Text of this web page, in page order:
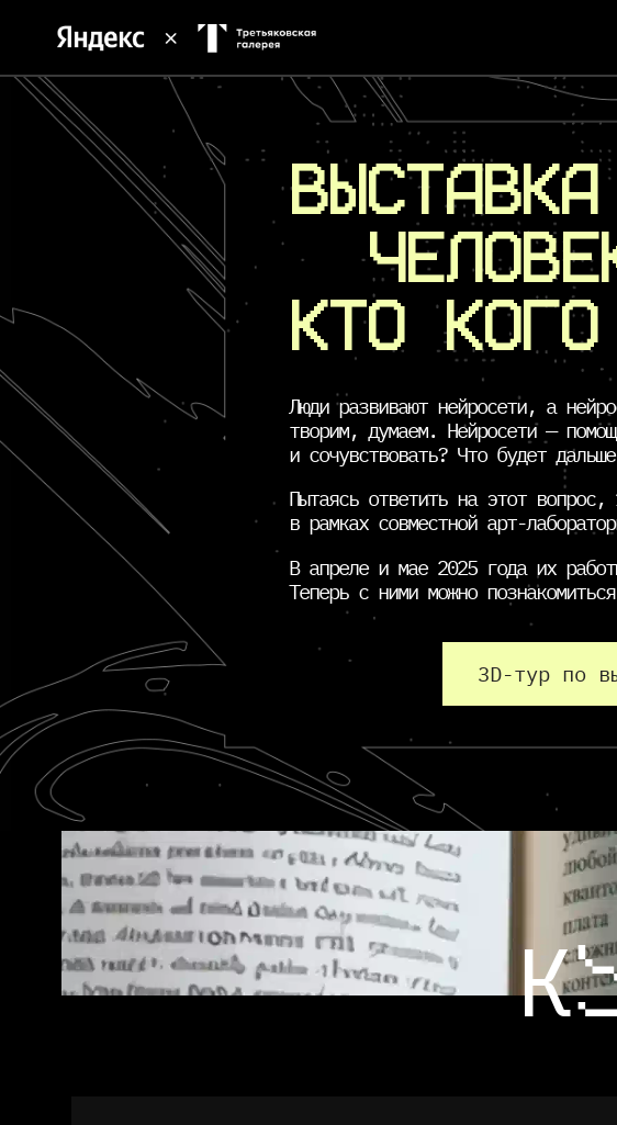
ВЫСТАВКА
КТО
Люди развивают нейросети, а
творим, думаем. Нейросети —
и сочувствовать? Что будет
Пытаясь ответить на этот вопрос,
в рамках совместной арт-
В апреле и мае 2025 года их
Теперь с ними можно
3D-тур по
К